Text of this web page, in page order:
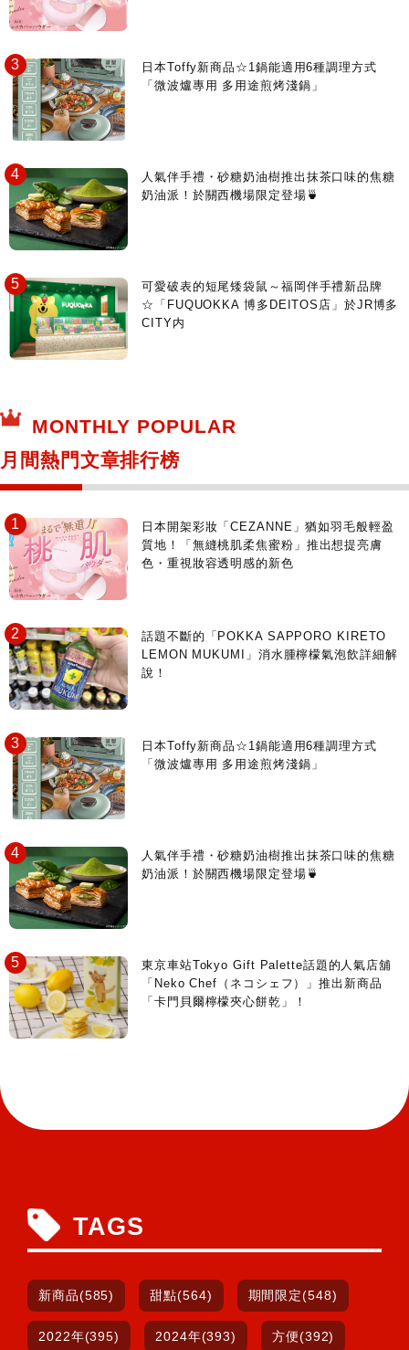
日本Toffy新商品☆1鍋能適用6種調理方式
「微波爐專用 多用途煎烤淺鍋」
人氣伴手禮・砂糖奶油樹推出抹茶口味的焦糖
奶油派！於關西機場限定登場🍵
可愛破表的短尾矮袋鼠～福岡伴手禮新品牌
☆「FUQUOKKA 博多DEITOS店」於JR博多
CITY内
MONTHLY POPULAR
月間熱門文章排行榜
日本開架彩妝「CEZANNE」猶如羽毛般輕盈
質地！「無縫桃肌柔焦蜜粉」推出想提亮膚
色・重視妝容透明感的新色
話題不斷的「POKKA SAPPORO KIRETO
LEMON MUKUMI」消水腫檸檬氣泡飲詳細解
說！
日本Toffy新商品☆1鍋能適用6種調理方式
「微波爐專用 多用途煎烤淺鍋」
人氣伴手禮・砂糖奶油樹推出抹茶口味的焦糖
奶油派！於關西機場限定登場🍵
東京車站Tokyo Gift Palette話題的人氣店舖
「Neko Chef（ネコシェフ）」推出新商品
「卡門貝爾檸檬夾心餅乾」！
TAGS
新商品(585) 甜點(564) 期間限定(548)
2022年(395) 2024年(393) 方便(392)